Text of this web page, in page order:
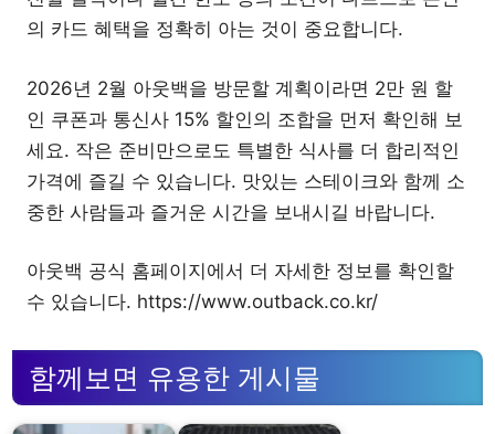
의 카드 혜택을 정확히 아는 것이 중요합니다.
2026년 2월 아웃백을 방문할 계획이라면 2만 원 할
인 쿠폰과 통신사 15% 할인의 조합을 먼저 확인해 보
세요. 작은 준비만으로도 특별한 식사를 더 합리적인
가격에 즐길 수 있습니다. 맛있는 스테이크와 함께 소
중한 사람들과 즐거운 시간을 보내시길 바랍니다.
아웃백 공식 홈페이지에서 더 자세한 정보를 확인할
수 있습니다. https://www.outback.co.kr/
함께보면 유용한 게시물